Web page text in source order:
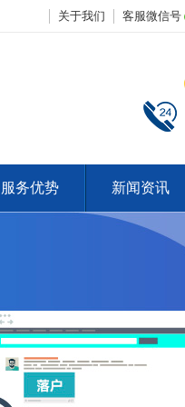
关于我们 客服微信号
服务优势 新闻资讯